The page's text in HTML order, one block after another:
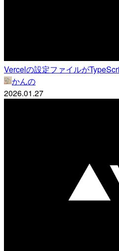
Vercelの設定ファイルが
かんの
2026.01.27